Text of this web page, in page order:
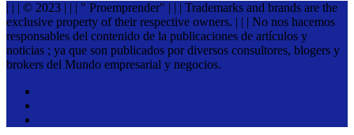
| | | © 2023 | | | " Proemprender" | | | Trademarks and brands are the
exclusive property of their respective owners. | | | No nos hacemos
responsables del contenido de la publicaciones de artículos y
noticias ; ya que son publicados por diversos consultores, blogers y
brokers del Mundo empresarial y negocios.